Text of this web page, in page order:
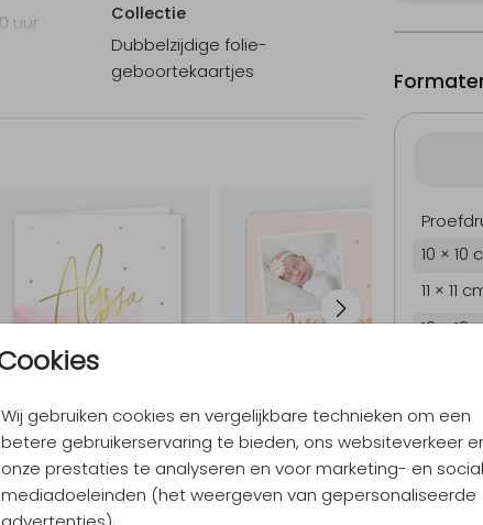
Wij gebruiken cookies en vergelijkbare technieken om een
betere gebruikerservaring te bieden, ons websiteverkeer
onze prestaties te analyseren en voor marketing- en
mediadoeleinden (het weergeven van gepersonaliseerde
uur
Collectie
Dubbelzijdige folie-
geboortekaartjes
10 × 10
11 × 11
12 × 12